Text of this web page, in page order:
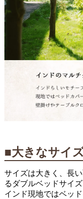
■大きなサイ
サイズは大きく、長
るダブルベッドサイズ
インド現地ではベッ